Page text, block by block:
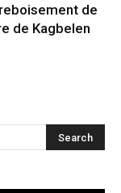
de
de Kagbelen